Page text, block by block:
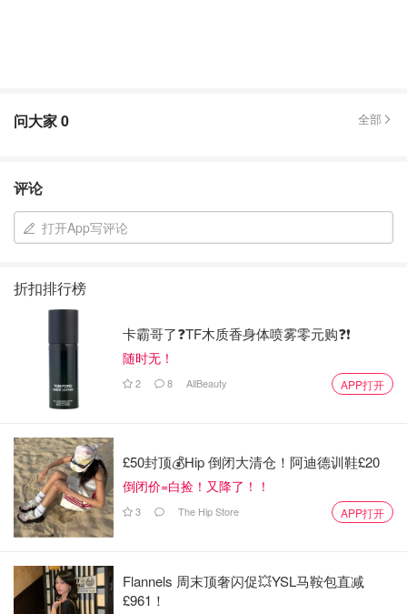
1-7号展馆分别展出了古代的服饰、绘画、瓷器，首饰、装
饰品、宝剑。
❤️展馆1-紫禁万象之建筑、典藏与文化传承
❤️展馆2-紫禁一日清代宫廷生活
❤️展馆3-凝土为器-故宫博物馆珍藏陶瓷
❤️展馆4-龙颜凤姿-清代帝后肖像
❤️展厅5-器惟求新-当代设计对话古代工艺
❤️展馆6-同赏公乐-穿越香港收藏史
❤️展馆7-古今无界-故宫文化再传译
问大家0 全部
评论
打开App写评论
折扣排行榜
卡霸哥了❓TF木质香身体喷雾零元购❓❗
随时无！
2 8 AllBeauty APP打开
£50封顶💰Hip 倒闭大清仓！阿迪德训鞋£20
倒闭价=白捡！又降了！！
3 The Hip Store APP打开
Flannels 周末顶奢闪促💥YSL马鞍包直减
£961！